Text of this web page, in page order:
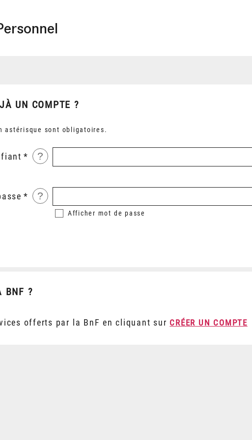
UN COMPTE ?
astérisque sont obligatoires.
?
?
Afficher mot de passe
BNF ?
offerts par la BnF en cliquant sur CRÉER UN COMPTE